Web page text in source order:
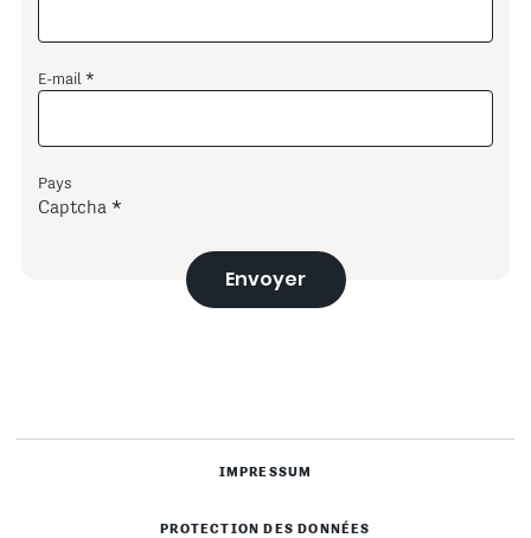
E-mail
Pays
Captcha
Envoyer
IMPRESSUM
PROTECTION DES DONNÉES